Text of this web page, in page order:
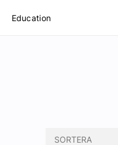
Education
SORTERA